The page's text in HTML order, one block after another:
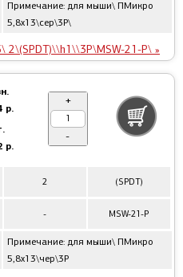
Примечание: для мыши\ ПМикро
5,8x13\сер\3P\
2\(SPDT)\\h1\\3P\MSW-21-P\ »
2 (SPDT)
- MSW-21-P
Примечание: для мыши\ ПМикро
5,8x13\чер\3P
р.
р.
+
-